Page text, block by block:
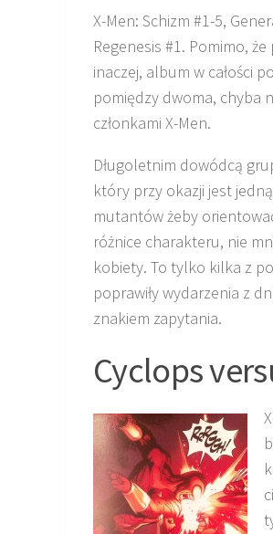
X-Men: Schizm #1-5,
Regenesis #1. Pomimo,
inaczej, album w całości
pomiędzy dwoma, chyba
członkami X-Men.
Długoletnim dowódcą
który przy okazji jest
mutantów żeby
różnice charakteru, nie
kobiety. To tylko kilka z
poprawiły wydarzenia z
znakiem zapytania.
Cyclops